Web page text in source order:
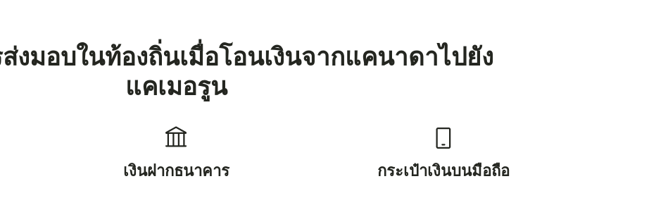
งมอบในท้องถิ่นเมื่อโอนเงินจากแคนาดาไปยัง
แคเมอรูน
เงินฝากธนาคาร กระเป๋าเงินบนมือถือ